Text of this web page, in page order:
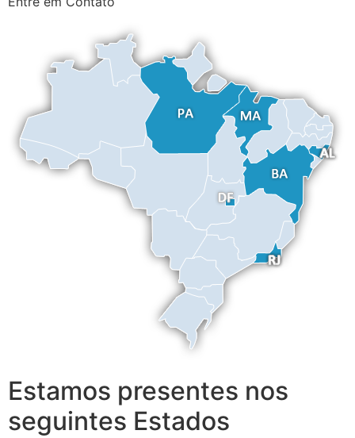
Estamos presentes nos
seguintes Estados